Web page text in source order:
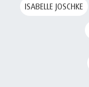
ISABELLE JOSCHKE